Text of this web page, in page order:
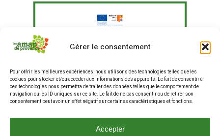
Gérer le consentement
Pour offrir les meilleures expériences, nous utilisons des technologies telles que les
cookies pour stocker et/ou accéder aux informations des appareils. Le fait de consentir à
ces technologies nous permettra de traiter des données telles que le comportement de
navigation ou les ID uniques sur ce site. Le fait de ne pas consentir ou de retirer son
consentement peut avoir un effet négatif sur certaines caractéristiques et fonctions.
Accepter
Le Fonds Européen Agricole pour le
d'actions visant à "Agir pour une
alimentation plus durable en
entreprises et restauration hors
domicile, et renforcer les liens entre
La production de ce site internet a fait
partie de ce programme.